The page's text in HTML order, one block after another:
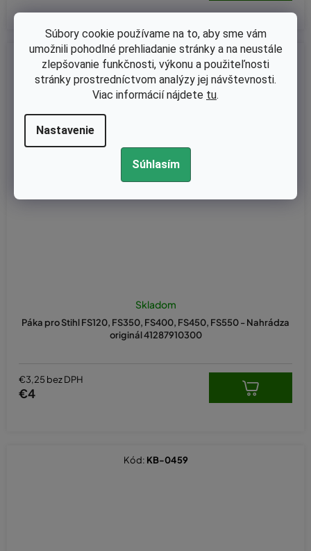
Súbory cookie používame na to, aby sme vám
umožnili pohodlné prehliadanie stránky a na neustále
zlepšovanie funkčnosti, výkonu a použiteľnosti
stránky prostredníctvom analýzy jej návštevnosti.
Viac informácií nájdete tu.
Nastavenie
Súhlasím
Páka pro Stihl FS120, FS350, FS400, FS450, FS550 - Nahrádza
originál 41287910300
Skladom
€3,25 bez DPH
€4
Kód: KB-0460
Kód: KB-0459